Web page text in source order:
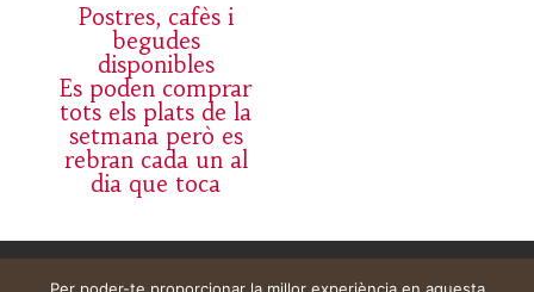
Postres, cafès i
begudes
disponibles
Es poden comprar
tots els plats de la
setmana però es
rebran cada un al
dia que toca